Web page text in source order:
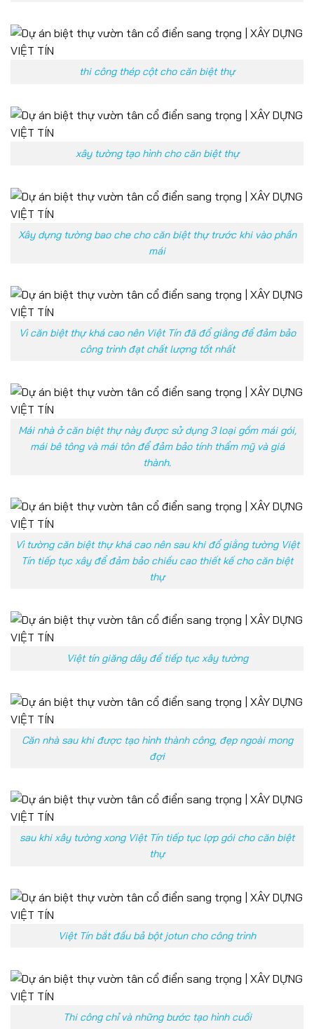
thi công thép cột cho căn biệt thự
xây tường tạo hình cho căn biệt thự
Xây dựng tường bao che cho căn biệt thự trước khi vào phần
mái
Vì căn biệt thự khá cao nên Việt Tín đã đổ giằng để đảm bảo
công trình đạt chất lượng tốt nhất
Mái nhà ở căn biệt thự này được sử dụng 3 loại gồm mái gói,
mái bê tông và mái tôn để đảm bảo tính thẩm mỹ và giá
thành.
Vì tường căn biệt thự khá cao nên sau khi đổ giằng tường Việt
Tín tiếp tục xây để đảm bảo chiều cao thiết kế cho căn biệt
thự
Việt tín giăng dây để tiếp tục xây tường
Căn nhà sau khi được tạo hình thành công, đẹp ngoài mong
đợi
sau khi xây tường xong Việt Tín tiếp tục lợp gói cho căn biệt
thự
Việt Tín bắt đầu bả bột jotun cho công trình
Thi công chỉ và những bước tạo hình cuối